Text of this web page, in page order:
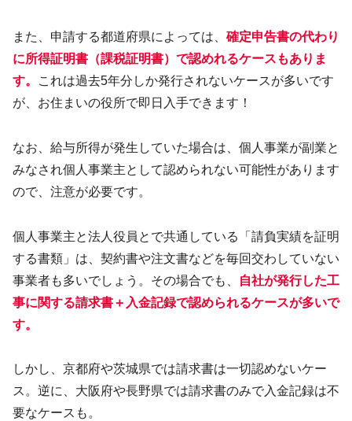
また、申請する都道府県によっては、 確定申告書の代わり
に所得証明書（課税証明書）で認めれるケースもありま
す。
これは過去5年分しか発行されないケースが多いです
が、お住まいの役所で即日入手できます！
なお、給与所得が発生していた場合は、個人事業が副業と
みなされ個人事業主として認められない可能性があります
ので、注意が必要です。
個人事業主と法人役員とで共通している「請負実績を証明
する書類」は、契約書や注文書などを毎回交わしていない
事業者も多いでしょう。その場合でも、
自社が発行した工
事に関する請求書＋入金記録で認められるケースが多いで
す。
しかし、京都府や茨城県では請求書は一切認めないケー
ス。逆に、大阪府や長野県では請求書のみで入金記録は不
要なケースも。